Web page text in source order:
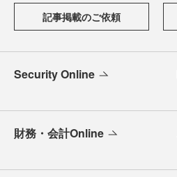
記事掲載のご依頼
Security Online
財務・会計Online